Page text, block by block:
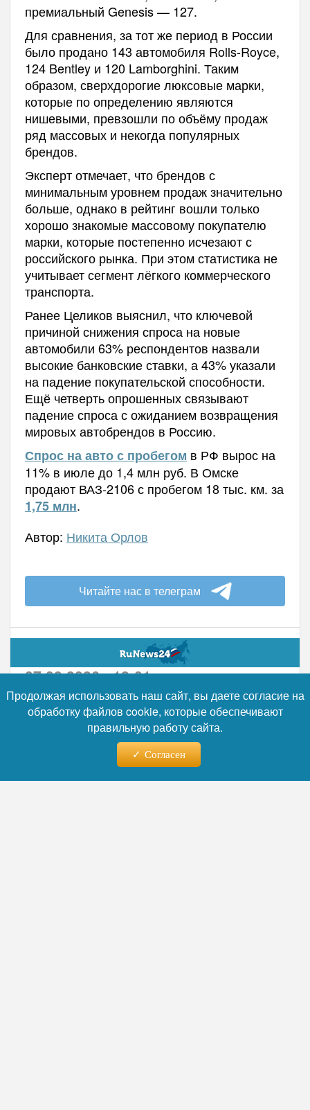
премиальный Genesis — 127.
Для сравнения, за тот же период в России
было продано 143 автомобиля Rolls-Royce,
124 Bentley и 120 Lamborghini. Таким
образом, сверхдорогие люксовые марки,
которые по определению являются
нишевыми, превзошли по объёму продаж
ряд массовых и некогда популярных
брендов.
Эксперт отмечает, что брендов с
минимальным уровнем продаж значительно
больше, однако в рейтинг вошли только
хорошо знакомые массовому покупателю
марки, которые постепенно исчезают с
российского рынка. При этом статистика не
учитывает сегмент лёгкого коммерческого
транспорта.
Ранее Целиков выяснил, что ключевой
причиной снижения спроса на новые
автомобили 63% респондентов назвали
высокие банковские ставки, а 43% указали
на падение покупательской способности.
Ещё четверть опрошенных связывают
падение спроса с ожиданием возвращения
мировых автобрендов в Россию.
Спрос на авто с пробегом в РФ вырос на
11% в июле до 1,4 млн руб. В Омске
продают ВАЗ-2106 с пробегом 18 тыс. км. за
1,75 млн.
Автор: Никита Орлов
Читайте нас в телеграм
07.08.2026 - 12:01
Российский авторынок в 2026-
м: массовые бренды
проиграли премиуму
Статистика за семь месяцев 2026 года,
Продолжая использовать наш сайт, вы даете согласие на
обработку файлов cookie, которые обеспечивают
правильную работу сайта.
Согласен